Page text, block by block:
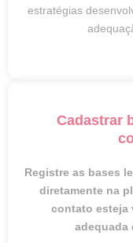
estratégias
Cadastrar
Registre as bases
diretamente na
contato esteja
adequada